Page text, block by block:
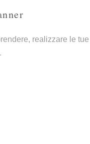
realizzare le